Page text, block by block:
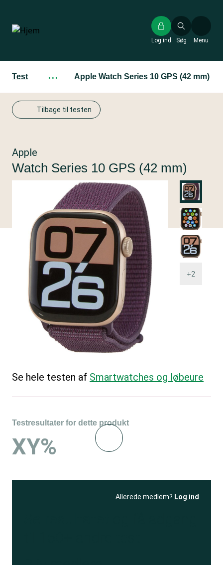
hovedindhold
Søg
Log ind Menu
Test ··· Apple Watch Series 10 GPS (42 mm)
Tilbage til testen
+2
Apple
Watch Series 10 GPS (42 mm)
Se hele testen af Smartwatches og løbeure
Testresultater for dette produkt
XY%
Allerede medlem? Log ind